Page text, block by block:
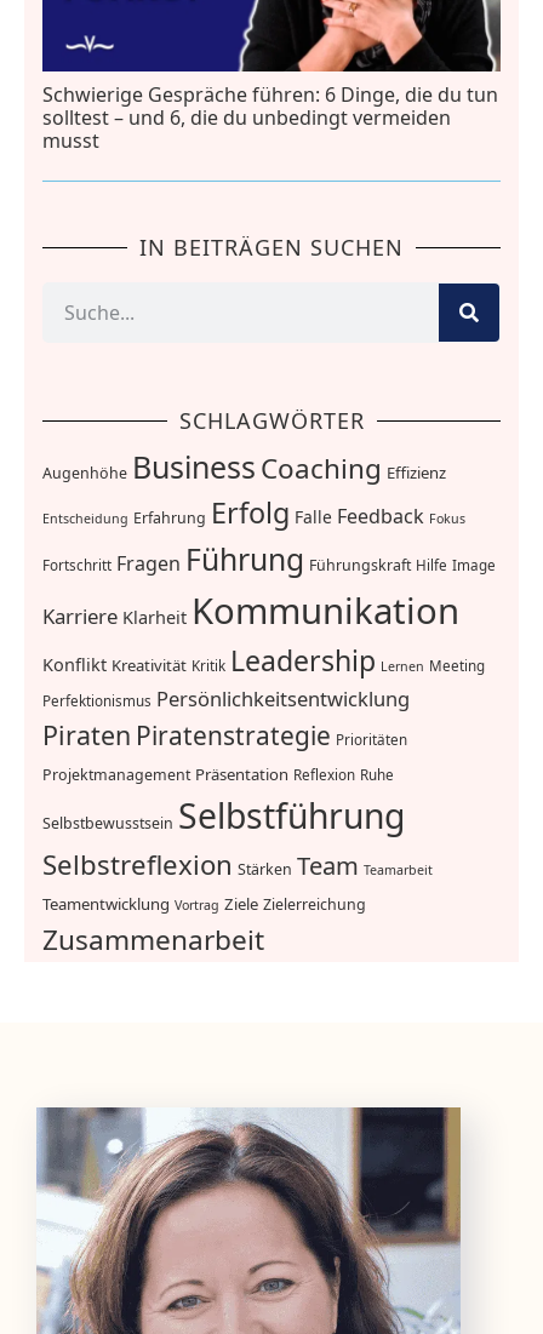
Schwierige Gespräche führen: 6 Dinge, die du tun
solltest – und 6, die du unbedingt vermeiden
musst
IN BEITRÄGEN SUCHEN
SCHLAGWÖRTER
Augenhöhe BusinessCoaching Effizienz
Entscheidung Erfahrung Erfolg Falle Feedback Fokus
Fortschritt Fragen Führung Führungskraft Hilfe Image
Karriere Klarheit Kommunikation
Konflikt Kreativität Kritik Leadership Lernen Meeting
Perfektionismus Persönlichkeitsentwicklung
Piraten Piratenstrategie Prioritäten
Projektmanagement Präsentation Reflexion Ruhe
Selbstbewusstsein Selbstführung
Selbstreflexion Stärken Team Teamarbeit
Teamentwicklung Vortrag Ziele Zielerreichung
Zusammenarbeit